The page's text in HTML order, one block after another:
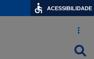
Acesso
ACESSIBILIDADE